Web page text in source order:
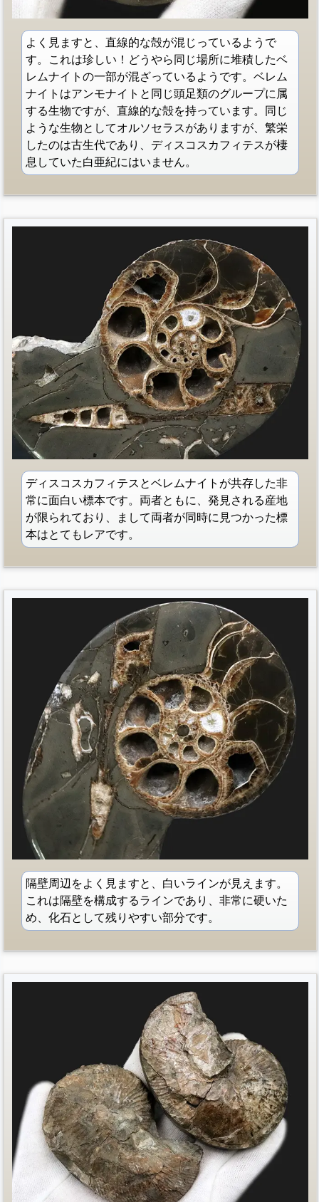
よく見ますと、直線的な殻が混じっているようで
す。これは珍しい！どうやら同じ場所に堆積したベ
レムナイトの一部が混ざっているようです。ベレム
ナイトはアンモナイトと同じ頭足類のグループに属
する生物ですが、直線的な殻を持っています。同じ
ような生物としてオルソセラスがありますが、繁栄
したのは古生代であり、ディスコスカフィテスが棲
息していた白亜紀にはいません。
ディスコスカフィテスとベレムナイトが共存した非
常に面白い標本です。両者ともに、発見される産地
が限られており、まして両者が同時に見つかった標
本はとてもレアです。
隔壁周辺をよく見ますと、白いラインが見えます。
これは隔壁を構成するラインであり、非常に硬いた
め、化石として残りやすい部分です。